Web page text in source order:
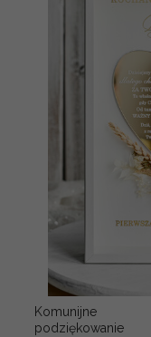
Komunijne
podziękowanie